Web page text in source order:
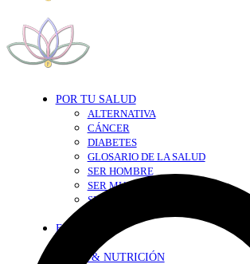
POR TU SALUD
ALTERNATIVA
CÁNCER
DIABETES
GLOSARIO DE LA SALUD
SER HOMBRE
SER MUJER
SEXY-SALUD
EN FORMA
DIETA & NUTRICIÓN